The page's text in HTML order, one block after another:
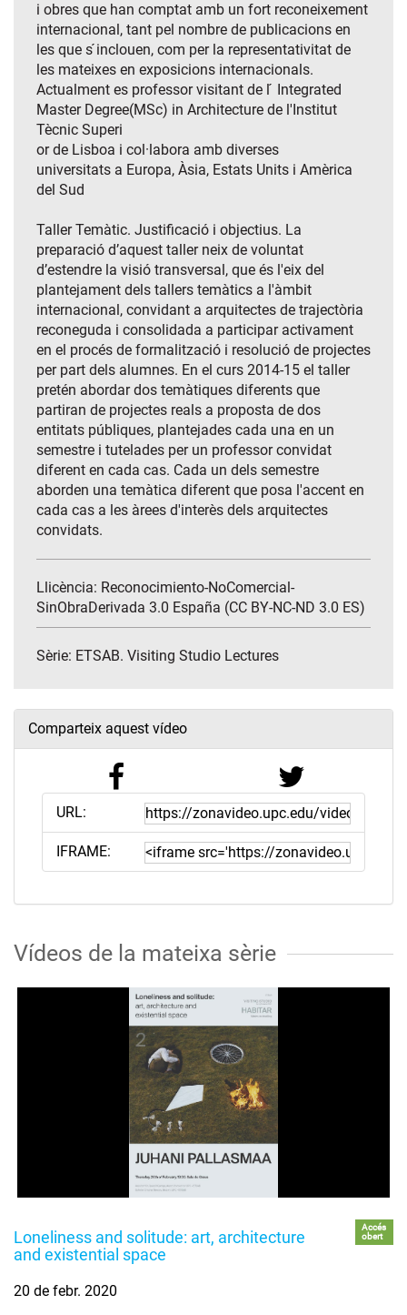
i obres que han comptat amb un fort reconeixement
internacional, tant pel nombre de publicacions en
les que s ́inclouen, com per la representativitat de
les mateixes en exposicions internacionals.
Actualment es professor visitant de l ́ Integrated
Master Degree(MSc) in Architecture de l'Institut
Tècnic Superi
or de Lisboa i col·labora amb diverses
universitats a Europa, Àsia, Estats Units i Amèrica
del Sud
Taller Temàtic. Justificació i objectius. La
preparació d’aquest taller neix de voluntat
d’estendre la visió transversal, que és l'eix del
plantejament dels tallers temàtics a l'àmbit
internacional, convidant a arquitectes de trajectòria
reconeguda i consolidada a participar activament
en el procés de formalització i resolució de projectes
per part dels alumnes. En el curs 2014-15 el taller
pretén abordar dos temàtiques diferents que
partiran de projectes reals a proposta de dos
entitats públiques, plantejades cada una en un
semestre i tutelades per un professor convidat
diferent en cada cas. Cada un dels semestre
aborden una temàtica diferent que posa l'accent en
cada cas a les àrees d'interès dels arquitectes
convidats.
Llicència: Reconocimiento-NoComercial-
SinObraDerivada 3.0 España (CC BY-NC-ND 3.0 ES)
Sèrie: ETSAB. Visiting Studio Lectures
Comparteix aquest vídeo
URL:
IFRAME:
Vídeos de la mateixa sèrie
Loneliness and solitude: art, architecture
and existential space
Accés
obert
20 de febr. 2020